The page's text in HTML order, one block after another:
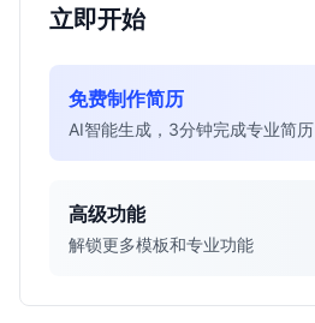
立即开始
免费制作简历
AI智能生成，3分钟完成专业简历
高级功能
解锁更多模板和专业功能